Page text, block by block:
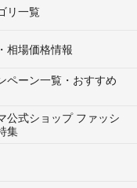
リ一覧
相場価格情報
ペーン一覧・おすすめ
公式ショップ ファッシ
集